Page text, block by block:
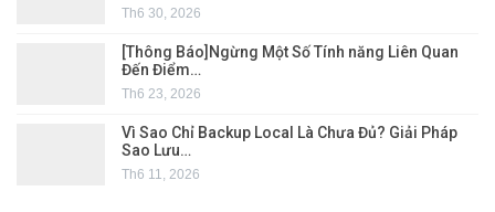
Th6 30, 2026
[Thông Báo]Ngừng Một Số Tính năng Liên Quan
Đến Điểm…
Th6 23, 2026
Vì Sao Chỉ Backup Local Là Chưa Đủ? Giải Pháp
Sao Lưu…
Th6 11, 2026